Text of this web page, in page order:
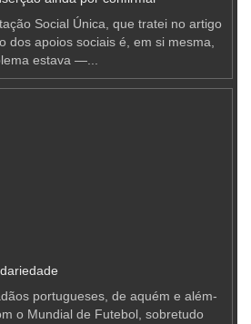
Social Única, que tratei no artigo
dos apoios sociais é, em si mesma,
estava —...
portugueses, de aquém e além-
o Mundial de Futebol, sobretudo